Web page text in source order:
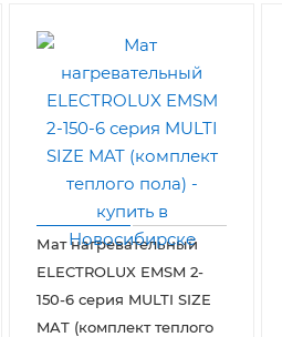
Мат нагревательный
ELECTROLUX EMSM 2-
150-6 серия MULTI SIZE
MAT (комплект теплого